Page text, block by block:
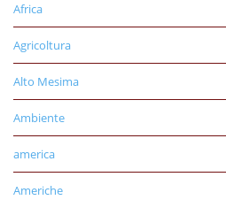
Africa
Agricoltura
Alto Mesima
Ambiente
america
Americhe